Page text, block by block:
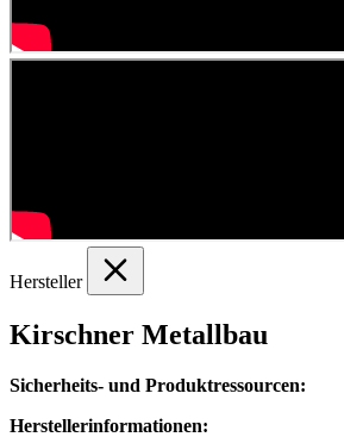
Hersteller
Kirschner Metallbau
Sicherheits- und Produktressourcen:
Herstellerinformationen: